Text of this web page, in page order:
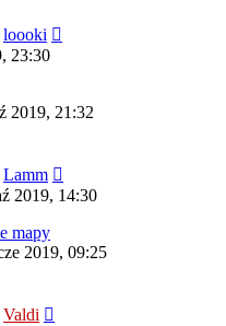
loooki
23:30
2019, 21:32
Lamm
2019, 14:30
mapy
2019, 09:25
Valdi